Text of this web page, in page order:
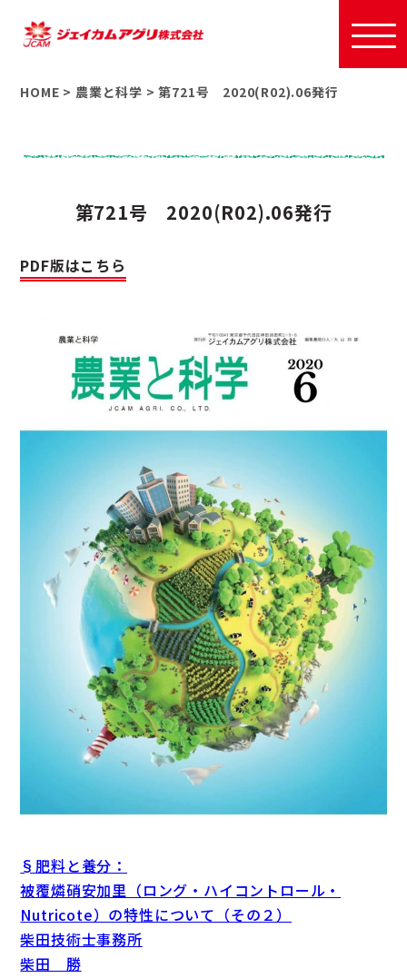
HOME > 農業と科学 >第721号 2020(R02).06発行
第721号 2020(R02).06発行
PDF版はこちら
§肥料と養分：
被覆燐硝安加里（ロング・ハイコントロール・
Nutricote）の特性について（その２）
柴田技術士事務所
柴田 勝